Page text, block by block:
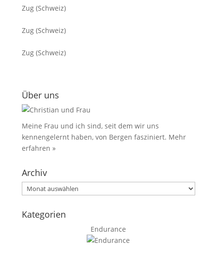
Zug (Schweiz)
Zug (Schweiz)
Zug (Schweiz)
Über uns
Meine Frau und ich sind, seit dem wir uns
kennengelernt haben, von Bergen fasziniert. Mehr
erfahren »
Archiv
Archiv
Kategorien
Endurance